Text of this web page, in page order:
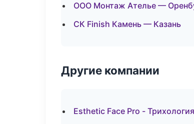
ООО Монтаж Ателье —
СК Finish Камень — Казань
Другие компании
Esthetic Face Pro -